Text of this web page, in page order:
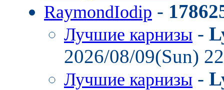
RaymondIodip -
Лучшие карнизы -
2026/08/09(Sun)
Лучшие карнизы -